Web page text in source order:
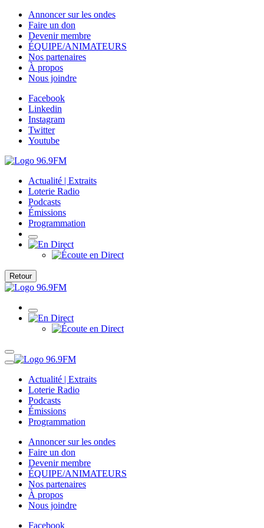
Annoncer sur les ondes
Faire un don
Devenir membre
ÉQUIPE/ANIMATEURS
Nos partenaires
À propos
Nous joindre
Facebook
Linkedin
Instagram
Twitter
Youtube
Actualité | Extraits
Loterie Radio
Podcasts
Émissions
Programmation
Retour
Actualité | Extraits
Loterie Radio
Podcasts
Émissions
Programmation
Annoncer sur les ondes
Faire un don
Devenir membre
ÉQUIPE/ANIMATEURS
Nos partenaires
À propos
Nous joindre
Facebook